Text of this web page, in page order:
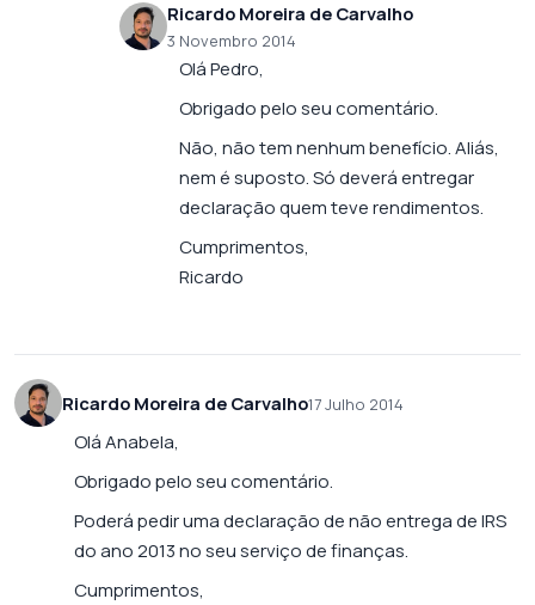
Ricardo Moreira de Carvalho
3 Novembro 2014
Olá Pedro,
Obrigado pelo seu comentário.
Não, não tem nenhum benefício. Aliás,
nem é suposto. Só deverá entregar
declaração quem teve rendimentos.
Cumprimentos,
Ricardo
Ricardo Moreira de Carvalho17 Julho 2014
Olá Anabela,
Obrigado pelo seu comentário.
Poderá pedir uma declaração de não entrega de IRS
do ano 2013 no seu serviço de finanças.
Cumprimentos,